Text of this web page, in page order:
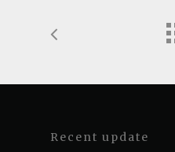
Recent update